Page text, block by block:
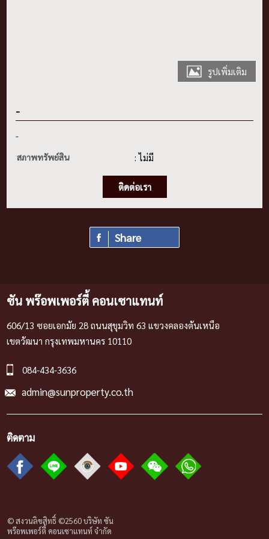
รูปเพิ่มเติม
-
-
สภาพทรัพย์สิน
: ไม่มี
ติดต่อเรา
Share
ซัน พร๊อพเพอร์ตี้ คอนเซาแทนท์
606/13 ซอยเอกมัย 28 ถนนสุขุมวิท 63 แขวงคลองตันเหนือ
เขตวัฒนา กรุงเทพมหานคร 10110
084-434-3636
admin@sunproperty.co.th
ติดตาม
© สงวนลิขสิทธิ์ ©2560 บริษัท ซัน
พร๊อพเพอร์ตี้ คอนเซาแทนท์ จํากัด